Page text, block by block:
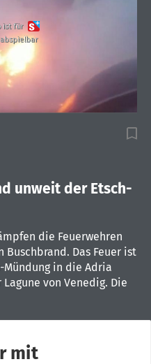
ist für
unweit der Etsch-
die Feuerwehren
Buschbrand. Das Feuer ist
in die Adria
von Venedig. Die